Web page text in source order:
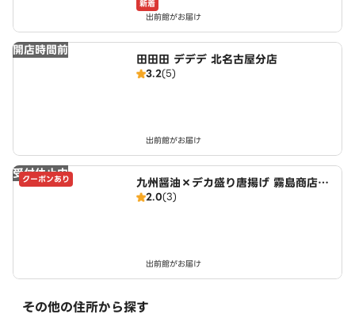
新着
出前館がお届け
開店時間前
田田田 デデデ 北名古屋分店
3.2(5)
出前館がお届け
受付休止中
クーポンあり
九州醤油×デカ盛り唐揚げ 霧島商店～
夕凪Crab店～
2.0(3)
出前館がお届け
その他の住所から探す